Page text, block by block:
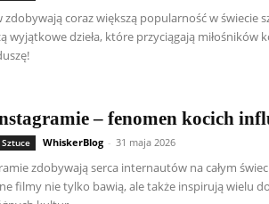
coraz większą popularność w świecie
wyjątkowe dzieła, które przyciągają
– fenomen kocich
WhiskerBlog - 31 maja 2026
zdobywają serca internautów na całym
filmy nie tylko bawią, ale także inspirują wielu